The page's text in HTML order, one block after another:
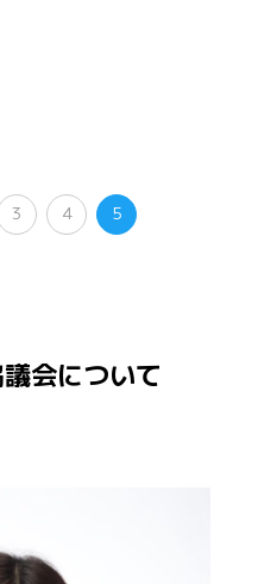
3 4 5
会について